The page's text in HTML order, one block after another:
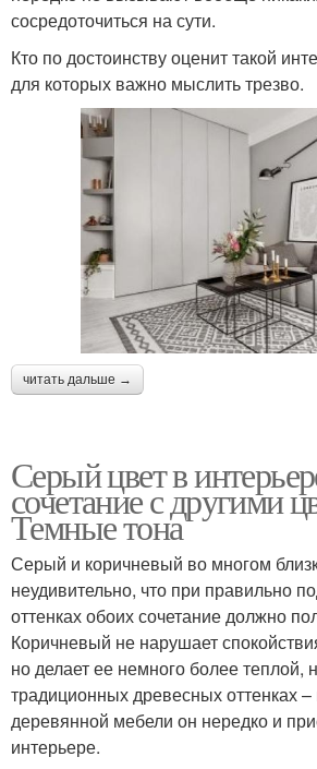
сосредоточиться на сути.
Кто по достоинству оценит такой
для которых важно мыслить трезво.
читать дальше →
Серый цвет в
сочетание с другими
Темные тона
Серый и коричневый во многом
неудивительно, что при правильно
оттенках обоих сочетание должно
Коричневый не нарушает
но делает ее немного более теплой,
традиционных древесных оттенках
деревянной мебели он нередко и
интерьере.